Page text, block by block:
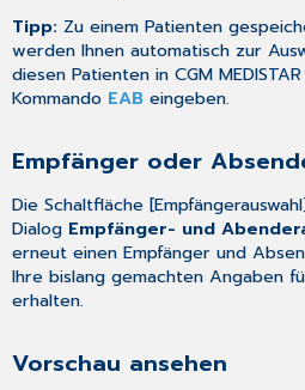
Tipp: Zu einem Patienten
werden Ihnen automatisch zur
diesen Patienten in CGM
Kommando EAB eingeben.
Empfänger oder
Die Schaltfläche
Dialog Empfänger- und
erneut einen Empfänger und
Ihre bislang gemachten Angaben
erhalten.
Vorschau ansehen